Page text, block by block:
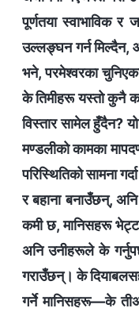
पूर्णतया स्वाभाविक
उल्‍लङ्घन गर्न मिल्दैन,
भने, परमेश्‍वरका
के तिमीहरू यस्तो कुनै
विस्तार सामेल हुँदैन?
मण्डलीको कामका
परिस्थितिको सामना
र बहाना बनाउँछन्,
कमी छ, मानिसहरू
अनि उनीहरूले के
गराउँछन्। के
गर्ने मानिसहरू—के